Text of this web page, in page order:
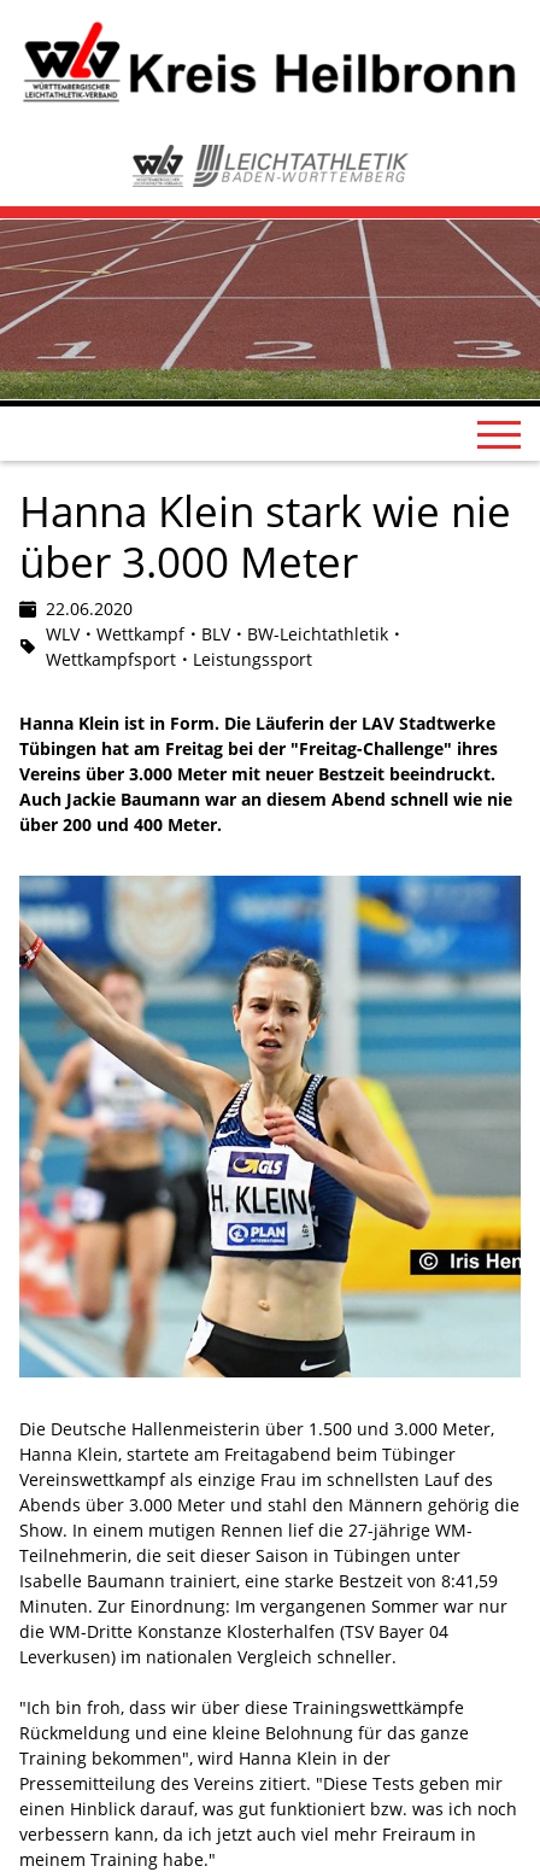
Hanna Klein stark wie nie
über 3.000 Meter
22.06.2020
WLV
Wettkampf BLV
BW-Leichtathletik
Wettkampfsport
Leistungssport
Hanna Klein ist in Form. Die Läuferin der LAV Stadtwerke
Tübingen hat am Freitag bei der "Freitag-Challenge" ihres
Vereins über 3.000 Meter mit neuer Bestzeit beeindruckt.
Auch Jackie Baumann war an diesem Abend schnell wie nie
über 200 und 400 Meter.
Die Deutsche Hallenmeisterin über 1.500 und 3.000 Meter,
Hanna Klein, startete am Freitagabend beim Tübinger
Vereinswettkampf als einzige Frau im schnellsten Lauf des
Abends über 3.000 Meter und stahl den Männern gehörig die
Show. In einem mutigen Rennen lief die 27-jährige WM-
Teilnehmerin, die seit dieser Saison in Tübingen unter
Isabelle Baumann trainiert, eine starke Bestzeit von 8:41,59
Minuten. Zur Einordnung: Im vergangenen Sommer war nur
die WM-Dritte Konstanze Klosterhalfen (TSV Bayer 04
Leverkusen) im nationalen Vergleich schneller.
"Ich bin froh, dass wir über diese Trainingswettkämpfe
Rückmeldung und eine kleine Belohnung für das ganze
Training bekommen", wird Hanna Klein in der
Pressemitteilung des Vereins zitiert. "Diese Tests geben mir
einen Hinblick darauf, was gut funktioniert bzw. was ich noch
verbessern kann, da ich jetzt auch viel mehr Freiraum in
meinem Training habe."